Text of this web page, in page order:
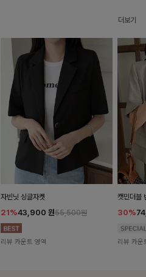
더보기
자빈닛 싱글자켓
21%43,900 원55,500원
리뷰 카운트 영역
캣민더블
30%
리뷰 카운